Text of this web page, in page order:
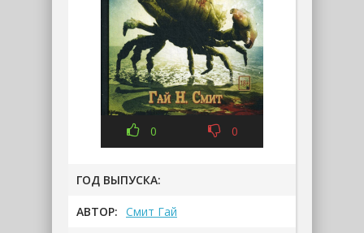
0 0
ГОД ВЫПУСКА:
АВТОР: Смит Гай